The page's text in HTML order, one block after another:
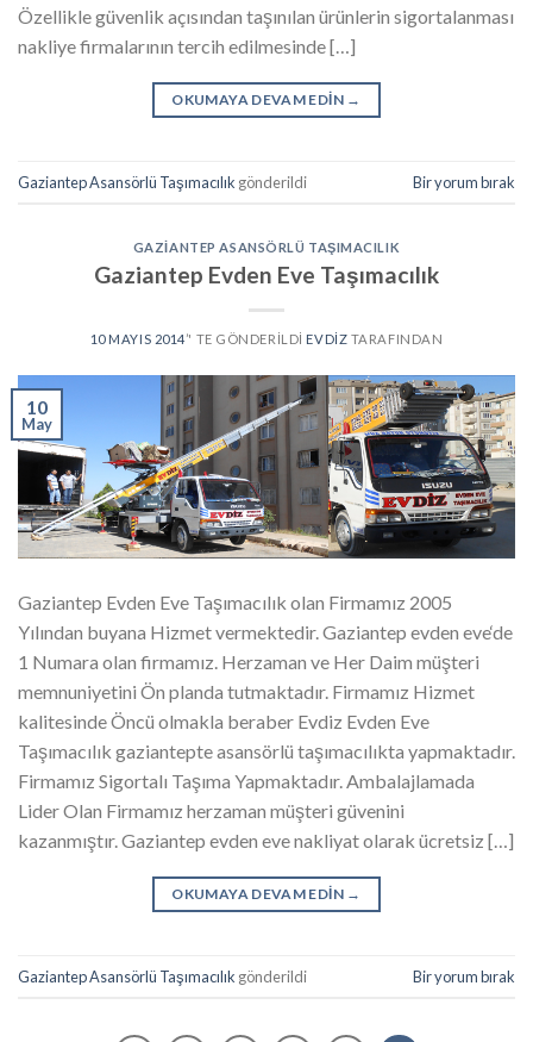
Özellikle güvenlik açısından taşınılan ürünlerin sigortalanması
nakliye firmalarının tercih edilmesinde […]
OKUMAYA DEVAM EDIN →
Gaziantep Asansörlü Taşımacılık gönderildi Bir yorum bırak
GAZIANTEP ASANSÖRLÜ TAŞIMACILIK
Gaziantep Evden Eve Taşımacılık
10 MAYIS 2014’' TE GÖNDERILDI EVDIZ TARAFINDAN
10
May
Gaziantep Evden Eve Taşımacılık olan Firmamız 2005
Yılından buyana Hizmet vermektedir. Gaziantep evden eve‘de
1 Numara olan firmamız. Herzaman ve Her Daim müşteri
memnuniyetini Ön planda tutmaktadır. Firmamız Hizmet
kalitesinde Öncü olmakla beraber Evdiz Evden Eve
Taşımacılık gaziantepte asansörlü taşımacılıkta yapmaktadır.
Firmamız Sigortalı Taşıma Yapmaktadır. Ambalajlamada
Lider Olan Firmamız herzaman müşteri güvenini
kazanmıştır. Gaziantep evden eve nakliyat olarak ücretsiz […]
OKUMAYA DEVAM EDIN →
Gaziantep Asansörlü Taşımacılık gönderildi Bir yorum bırak